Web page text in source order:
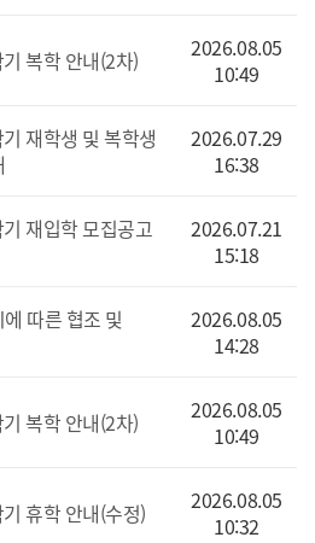
복학 안내(2차)
2026.08.05
10:49
재학생 및 복학생
2026.07.29
16:38
재입학 모집공고
2026.07.21
15:18
따른 협조 및
2026.08.05
14:28
복학 안내(2차)
2026.08.05
10:49
휴학 안내(수정)
2026.08.05
10:32